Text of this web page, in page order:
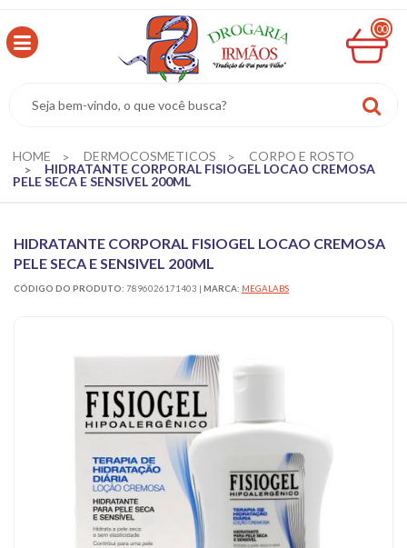
00
R$
0,00
HOME DERMOCOSMETICOS
CORPO E ROSTO
HIDRATANTE CORPORAL FISIOGEL LOCAO CREMOSA
PELE SECA E SENSIVEL 200ML
HIDRATANTE CORPORAL FISIOGEL LOCAO CREMOSA
PELE SECA E SENSIVEL 200ML
CÓDIGO DO PRODUTO: 7896026171403 | MARCA: MEGALABS